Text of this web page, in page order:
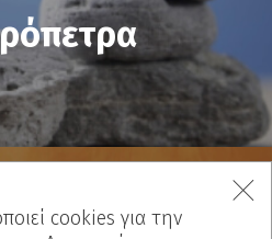
cookies για την